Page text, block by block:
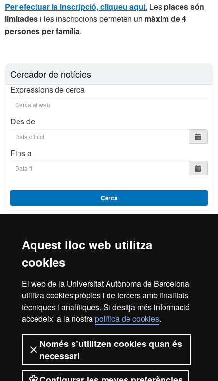
Aquest lloc web utilitza
cookies
El web de la Universitat Autònoma de Barcelona
utilitza cookies pròpies i de tercers amb finalitats
tècniques i analítiques. Si desitja més informació
accedeixi a la nostrapolítica de cookies.
Només s’utilitzen cookies quan és
necessari
Per efectuar la inscripció, cliqueu aquí. Les places són
limitades i les inscripcions permeten un màxim de 4
persones per família.
Cercador de notícies
Expressions de cerca
Des de
Fins a
Cerca
Reconeixement internacional de l'excel·lència
HR
in
Inici Avís legal
Política de privacitat
Protecció de dades Sobre el web
Som una universitat capdavantera que imparteix una
docència de qualitat, diversificada, multidisciplinària i
flexible, ajustada a les necessitats de la societat i adaptada
als nous models de l'Europa del coneixement. La UAB és